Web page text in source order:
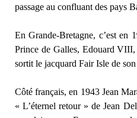
passage au confluant des pays
En Grande-Bretagne, c’est en
Prince de Galles, Edouard
sortit le jacquard Fair Isle de
Côté français, en 1943 Jean
« L’éternel retour » de Jean